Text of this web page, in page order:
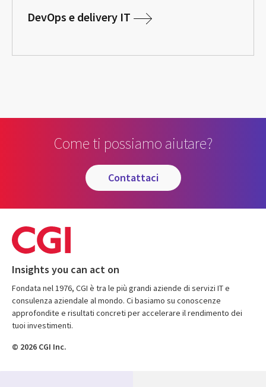
DevOps e delivery IT
Come ti possiamo aiutare?
contattaci
Insights you can act on
Fondata nel 1976, CGI è tra le più grandi aziende di servizi IT e
consulenza aziendale al mondo. Ci basiamo su conoscenze
approfondite e risultati concreti per accelerare il rendimento dei
tuoi investimenti.
© 2026 CGI Inc.